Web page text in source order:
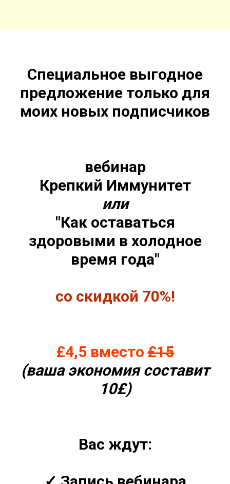
Специальное выгодное
предложение только для
моих новых подписчиков
вебинар
Крепкий Иммунитет
или
"Как оставаться
здоровыми в холодное
время года"
со скидкой 70%!
£4,5 вместо£15
(ваша экономия составит
10£)
Вас ждут: